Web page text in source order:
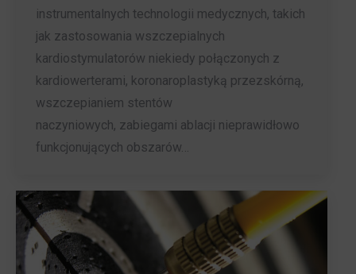
instrumentalnych technologii medycznych, takich
jak zastosowania wszczepialnych
kardiostymulatorów niekiedy połączonych z
kardiowerterami, koronaroplastyką przezskórną,
wszczepianiem stentów
naczyniowych, zabiegami ablacji nieprawidłowo
funkcjonujących obszarów…